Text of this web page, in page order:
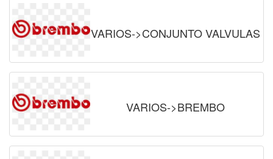
VARIOS->CONJUNTO VALVULAS
VARIOS->BREMBO